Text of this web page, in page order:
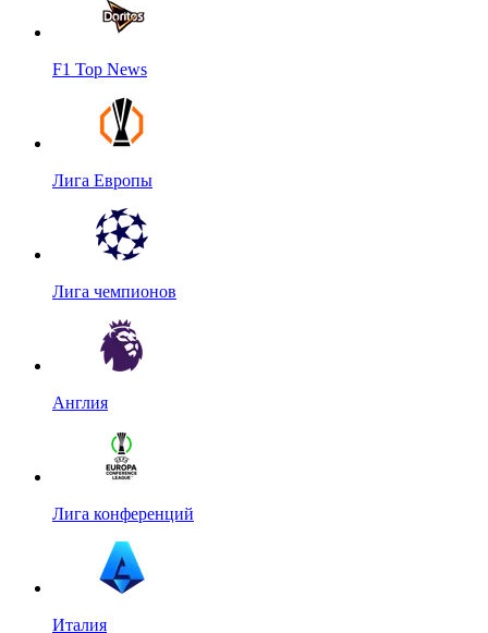
F1 Top News
Лига Европы
Лига чемпионов
Англия
Лига конференций
Италия